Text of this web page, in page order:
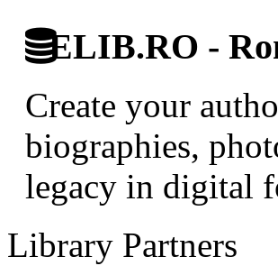
ELIB.RO -
Create your
biographies,
legacy in digital
Library Partners